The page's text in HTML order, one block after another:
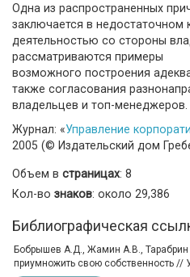
Одна из распространенных
заключается в недостаточном
деятельностью со стороны
рассматриваются примеры
возможного построения
также согласования
владельцев и топ-менеджеров.
Журнал: «Управление
2005 (© Издательский дом
Объем в страницах: 8
Кол-во знаков: около 29,386
Библиографическая